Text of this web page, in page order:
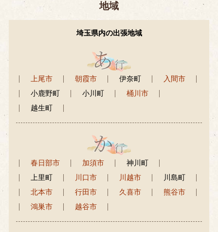
地域
埼玉県内の出張地域
上尾市 朝霞市 伊奈町
入間市
小鹿野町
小川町
桶川市
越生町
春日部市 加須市
神川町
上里町
川口市 川越市
川島町
北本市
行田市 久喜市
熊谷市
鴻巣市
越谷市